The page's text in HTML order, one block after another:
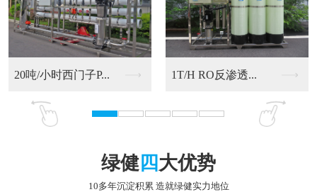
RO反渗透净化水设备 9T/H RO反渗透...
绿健 四大优势
10多年沉淀积累 造就绿健实力地位